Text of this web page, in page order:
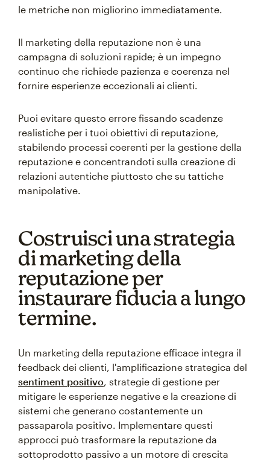
le metriche non migliorino immediatamente.
Il marketing della reputazione non è una
campagna di soluzioni rapide; è un impegno
continuo che richiede pazienza e coerenza nel
fornire esperienze eccezionali ai clienti.
Puoi evitare questo errore fissando scadenze
realistiche per i tuoi obiettivi di reputazione,
stabilendo processi coerenti per la gestione della
reputazione e concentrandoti sulla creazione di
relazioni autentiche piuttosto che su tattiche
manipolative.
Costruisci una strategia
di marketing della
reputazione per
instaurare fiducia a lungo
termine.
Un marketing della reputazione efficace integra il
feedback dei clienti, l'amplificazione strategica del
sentiment positivo, strategie di gestione per
mitigare le esperienze negative e la creazione di
sistemi che generano costantemente un
passaparola positivo. Implementare questi
approcci può trasformare la reputazione da
sottoprodotto passivo a un motore di crescita